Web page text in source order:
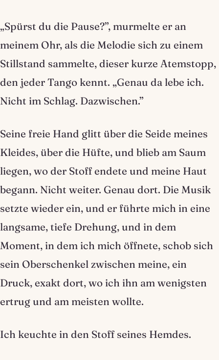
„Spürst du die Pause?”, murmelte er an
meinem Ohr, als die Melodie sich zu einem
Stillstand sammelte, dieser kurze Atemstopp,
den jeder Tango kennt. „Genau da lebe ich.
Nicht im Schlag. Dazwischen.”
Seine freie Hand glitt über die Seide meines
Kleides, über die Hüfte, und blieb am Saum
liegen, wo der Stoff endete und meine Haut
begann. Nicht weiter. Genau dort. Die Musik
setzte wieder ein, und er führte mich in eine
langsame, tiefe Drehung, und in dem
Moment, in dem ich mich öffnete, schob sich
sein Oberschenkel zwischen meine, ein
Druck, exakt dort, wo ich ihn am wenigsten
ertrug und am meisten wollte.
Ich keuchte in den Stoff seines Hemdes.